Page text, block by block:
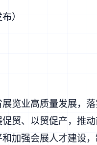
）
览业高质量发展，
贸、以贸促产，推
加强会展人才建设，